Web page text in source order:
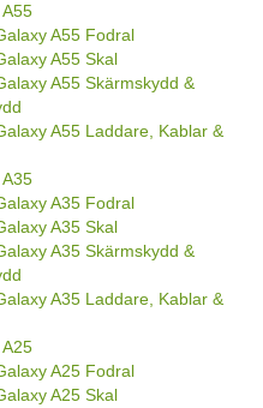
A55 Fodral
A55 Skal
A55 Skärmskydd &
A55 Laddare, Kablar &
A35 Fodral
A35 Skal
A35 Skärmskydd &
A35 Laddare, Kablar &
A25 Fodral
A25 Skal